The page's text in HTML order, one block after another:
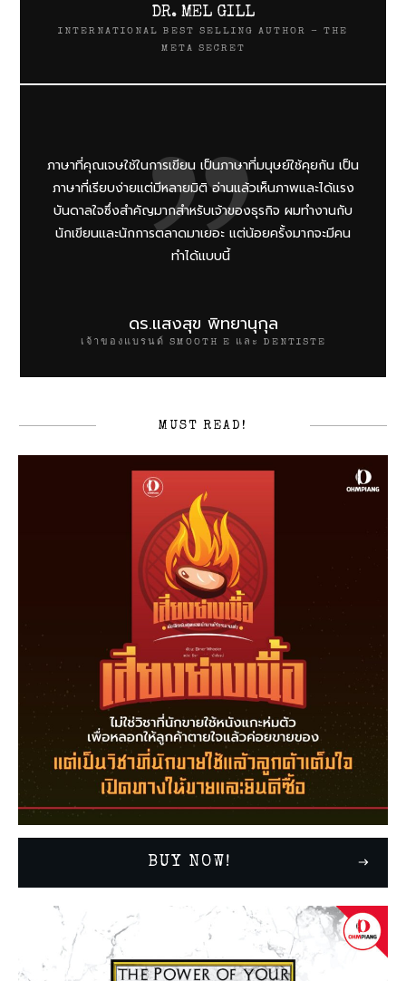
DR. MEL GILL
INTERNATIONAL BEST SELLING AUTHOR - THE
META SECRET
ภาษาที่คุณเจษใช้ในการเขียน เป็นภาษาที่มนุษย์ใช้คุยกัน เป็น
ภาษาที่เรียบง่ายแต่มีหลายมิติ อ่านแล้วเห็นภาพและได้แรง
บันดาลใจซึ่งสำคัญมากสำหรับเจ้าของธุรกิจ ผมทำงานกับ
นักเขียนและนักการตลาดมาเยอะ แต่น้อยครั้งมากจะมีคน
ทำได้แบบนี้
ดร.แสงสุข พิทยานุกุล
เจ้าของแบรนด์ SMOOTH E และ DENTISTE
MUST READ!
BUY NOW!